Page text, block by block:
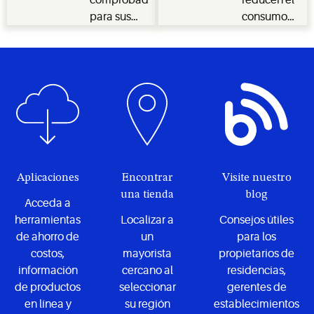
para sus
de aire
residencial.
consumo
manteniendo
temperatura
y humedad
constantes.
Aplicaciones
Acceda a
herramientas
de ahorro de
costos,
información
de productos
en línea y
Encontrar
una tienda
Localizar a
un
mayorista
cercano al
seleccionar
su región
Visite nuestro
blog
Consejos útiles
para los
propietarios de
residencias,
gerentes de
establecimientos